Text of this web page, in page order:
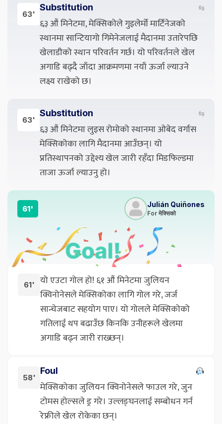
63'
Substitution ⇆
६३ औं मिनेटमा, मेक्सिकोले गुइलेर्मो मार्टिनेजको
स्थानमा सान्टियागो गिमेनेजलाई मैदानमा उतारेपछि
खेलाडीको स्थान परिवर्तन गर्छ। यो परिवर्तनले खेल
अगाडि बढ्दै जाँदा आक्रमणमा नयाँ ऊर्जा ल्याउने
लक्ष्य राखेको छ।
63'
Substitution ⇆
६३ औं मिनेटमा लुइस रोमोको स्थानमा ओबेद वर्गास
मेक्सिकोका लागि मैदानमा आउँछन्। यो
प्रतिस्थापनको उद्देश्य खेल जारी रहँदा मिडफिल्डमा
ताजा ऊर्जा ल्याउनु हो।
61' Julián Quiñones
For मेक्सिको
61'
यो एउटा गोल हो! ६१ औं मिनेटमा जुलियन
क्विनोनेसले मेक्सिकोका लागि गोल गरे, जर्ज
सान्चेजबाट सहयोग पाए। यो गोलले मेक्सिकोको
गतिलाई थप बढाउँछ किनकि उनीहरूले खेलमा
अगाडि बढ्न जारी राख्छन्।
58'
Foul
मेक्सिकोका जुलियन क्विनोनेसले फाउल गरे, जुन
टोमस होल्सले ड्र गरे। उल्लङ्घनलाई सम्बोधन गर्न
रेफ्रीले खेल रोकेका छन्।